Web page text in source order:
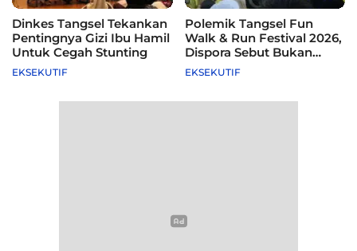
Dinkes Tangsel Tekankan
Pentingnya Gizi Ibu Hamil
Untuk Cegah Stunting
EKSEKUTIF
Polemik Tangsel Fun
Walk & Run Festival 2026,
Dispora Sebut Bukan
Agenda Pemkot
EKSEKUTIF